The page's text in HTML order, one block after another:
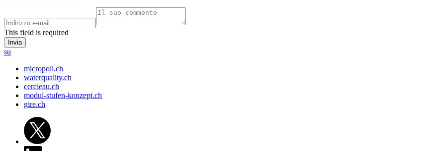
This field is required
su
micropoll.ch
waterquality.ch
cercleau.ch
modul-stufen-konzept.ch
gire.ch